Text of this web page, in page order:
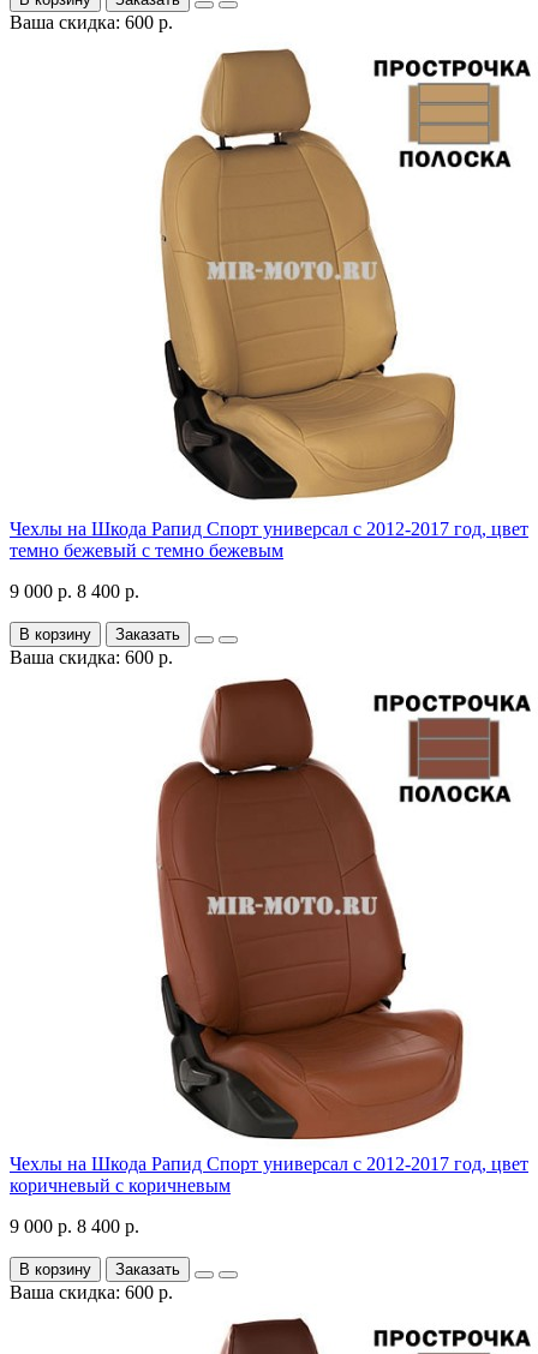
Ваша скидка: 600 р.
Чехлы на Шкода Рапид Спорт универсал с 2012-2017 год, цвет
темно бежевый с темно бежевым
9 000 р. 8 400 р.
В корзину Заказать
Ваша скидка: 600 р.
Чехлы на Шкода Рапид Спорт универсал с 2012-2017 год, цвет
коричневый с коричневым
9 000 р. 8 400 р.
В корзину Заказать
Ваша скидка: 600 р.